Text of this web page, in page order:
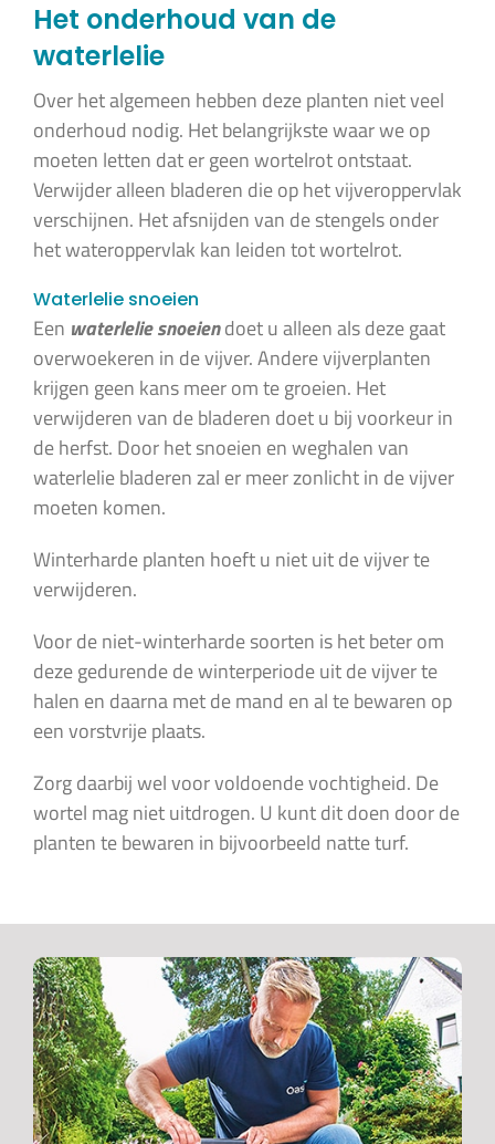
Het onderhoud van de
waterlelie
Over het algemeen hebben deze planten niet veel
onderhoud nodig. Het belangrijkste waar we op
moeten letten dat er geen wortelrot ontstaat.
Verwijder alleen bladeren die op het vijveroppervlak
verschijnen. Het afsnijden van de stengels onder
het wateroppervlak kan leiden tot wortelrot.
Waterlelie snoeien
Een waterlelie snoeiendoet u alleen als deze gaat
overwoekeren in de vijver. Andere vijverplanten
krijgen geen kans meer om te groeien. Het
verwijderen van de bladeren doet u bij voorkeur in
de herfst. Door het snoeien en weghalen van
waterlelie bladeren zal er meer zonlicht in de vijver
moeten komen.
Winterharde planten hoeft u niet uit de vijver te
verwijderen.
Voor de niet-winterharde soorten is het beter om
deze gedurende de winterperiode uit de vijver te
halen en daarna met de mand en al te bewaren op
een vorstvrije plaats.
Zorg daarbij wel voor voldoende vochtigheid. De
wortel mag niet uitdrogen. U kunt dit doen door de
planten te bewaren in bijvoorbeeld natte turf.